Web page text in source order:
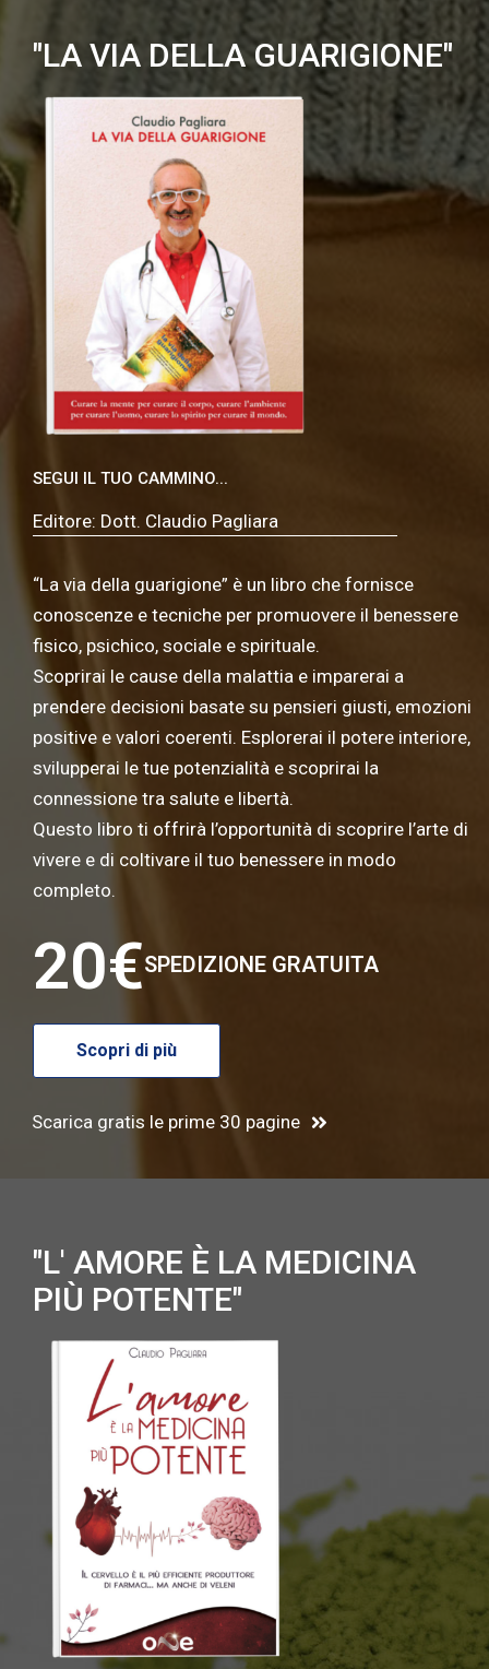
"LA VIA DELLA GUARIGIONE"
SEGUI IL TUO CAMMINO...
Editore: Dott. Claudio Pagliara
“La via della guarigione” è un libro che fornisce
conoscenze e tecniche per promuovere il benessere
fisico, psichico, sociale e spirituale.
Scoprirai le cause della malattia e imparerai a
prendere decisioni basate su pensieri giusti, emozioni
positive e valori coerenti. Esplorerai il potere interiore,
svilupperai le tue potenzialità e scoprirai la
connessione tra salute e libertà.
Questo libro ti offrirà l’opportunità di scoprire l’arte di
vivere e di coltivare il tuo benessere in modo
completo.
20€SPEDIZIONE GRATUITA
Scopri di più
Scarica gratis le prime 30 pagine
"L' AMORE È LA MEDICINA
PIÙ POTENTE"